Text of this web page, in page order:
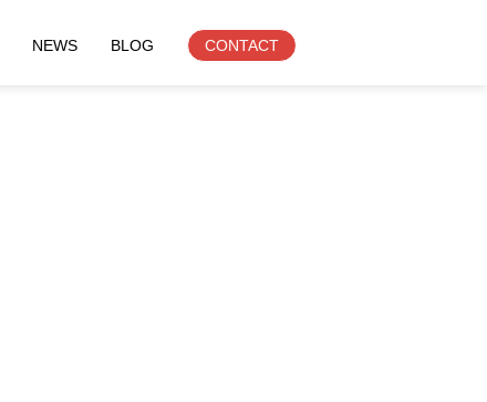
NEWS BLOG CONTACT